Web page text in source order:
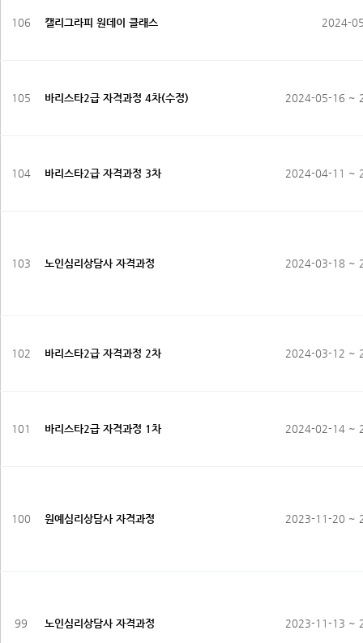
106 캘리그라피 원데이 클래스 2024-
105 바리스타2급 자격과정 4차(수정) 2024-05-16 ~
104 바리스타2급 자격과정 3차 2024-04-11 ~
103 노인심리상담사 자격과정 2024-03-18 ~
102 바리스타2급 자격과정 2차 2024-03-12 ~
101 바리스타2급 자격과정 1차 2024-02-14 ~
100 원예심리상담사 자격과정 2023-11-20 ~
99 노인심리상담사 자격과정 2023-11-13 ~